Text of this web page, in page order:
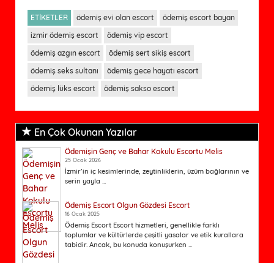
ETİKETLER ödemiş evi olan escort
ödemiş escort bayan
izmir ödemiş escort
ödemiş vip escort
ödemiş azgın escort
ödemiş sert sikiş escort
ödemiş seks sultanı
ödemiş gece hayatı escort
ödemiş lüks escort
ödemiş sakso escort
En Çok Okunan Yazılar
Ödemişin Genç ve Bahar Kokulu Escortu Melis
25 Ocak 2026
İzmir’in iç kesimlerinde, zeytinliklerin, üzüm bağlarının ve
serin yayla ...
Ödemiş Escort Olgun Gözdesi Escort
16 Ocak 2025
Ödemiş Escort Escort hizmetleri, genellikle farklı
toplumlar ve kültürlerde çeşitli yasalar ve etik kurallara
tabidir. Ancak, bu konuda konuşurken ...